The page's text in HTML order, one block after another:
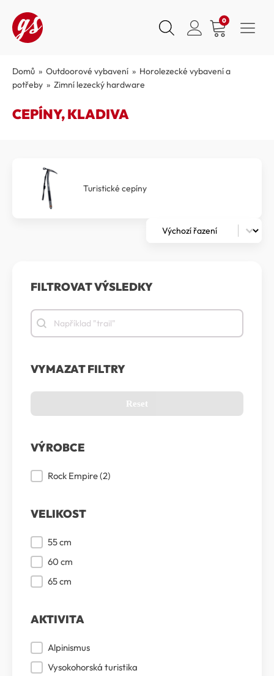
0
Domů » Outdoorové vybavení » Horolezecké vybavení a
potřeby » Zimní lezecký hardware
CEPÍNY, KLADIVA
Turistické cepíny
Zoradenie
Sort content
FILTROVAT VÝSLEDKY
Filtrovat výsledky
Filtrovat výsledky
VYMAZAT FILTRY
Reset
VÝROBCE
Výrobce
Rock Empire(2)
VELIKOST
Velikost
55 cm
60 cm
65 cm
AKTIVITA
Aktivita
Alpinismus
Vysokohorská turistika